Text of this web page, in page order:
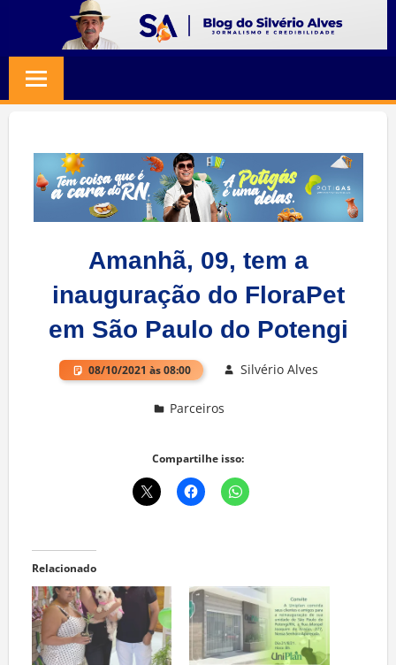
content
SILVERIO
ALVES
Jornalismo
Credibilidade
Amanhã, 09, tem a
inauguração do FloraPet
em São Paulo do Potengi
08/10/2021 às 08:00 Silvério Alves
Parceiros
Compartilhe isso:
Relacionado